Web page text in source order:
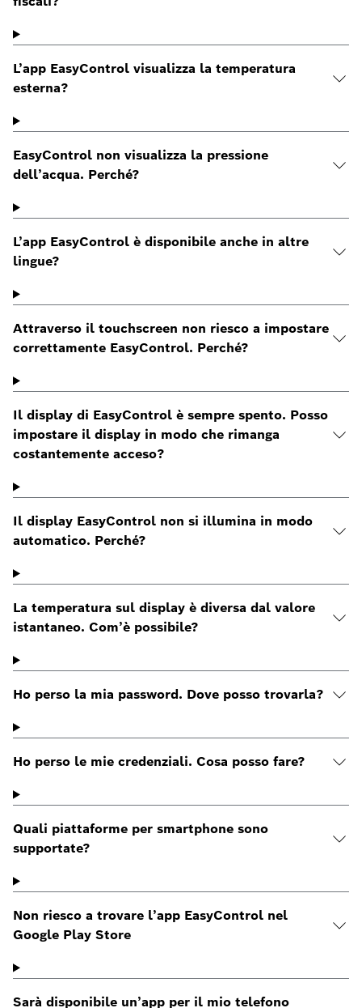
L’app EasyControl visualizza la temperatura
esterna?
EasyControl non visualizza la pressione
dell’acqua. Perché?
L’app EasyControl è disponibile anche in altre
lingue?
Attraverso il touchscreen non riesco a impostare
correttamente EasyControl. Perché?
Il display di EasyControl è sempre spento. Posso
impostare il display in modo che rimanga
costantemente acceso?
Il display EasyControl non si illumina in modo
automatico. Perché?
La temperatura sul display è diversa dal valore
istantaneo. Com’è possibile?
Ho perso la mia password. Dove posso trovarla?
Ho perso le mie credenziali. Cosa posso fare?
Quali piattaforme per smartphone sono
supportate?
Non riesco a trovare l’app EasyControl nel
Google Play Store
Sarà disponibile un’app per il mio telefono